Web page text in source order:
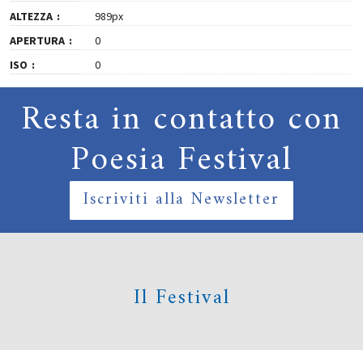
ALTEZZA
989px
APERTURA
0
ISO
0
Resta in contatto con
Poesia Festival
Iscriviti alla Newsletter
Il Festival